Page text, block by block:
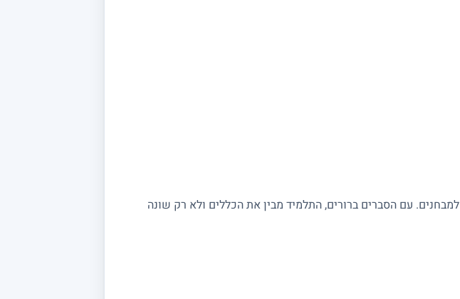
עם הסברים ברורים, התלמיד מבין את הכללים ולא רק שונה